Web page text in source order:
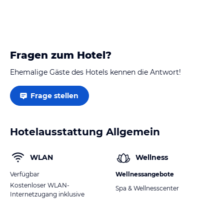
Fragen zum Hotel?
Ehemalige Gäste des Hotels kennen die Antwort!
Frage stellen
Hotelausstattung Allgemein
WLAN
Verfügbar
Kostenloser WLAN-
Internetzugang inklusive
Wellness
Wellnessangebote
Spa & Wellnesscenter